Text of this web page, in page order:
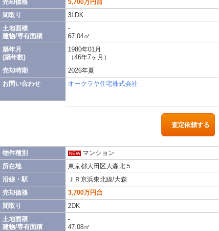
売却価格
間取り
土地面積
建物/専有面積
築年月
(築年数)
売却時期
お問い合わせ
5,700万円台
3LDK
-
67.04㎡
1980年01月
（46年7ヶ月）
2026年夏
オークラヤ住宅株式会社
査定依頼する
物件種別
所在地
沿線・駅
売却価格
間取り
土地面積
建物/専有面積
NEW マンション
東京都大田区大森北５
ＪＲ京浜東北線/大森
3,700万円台
2DK
-
47.08㎡